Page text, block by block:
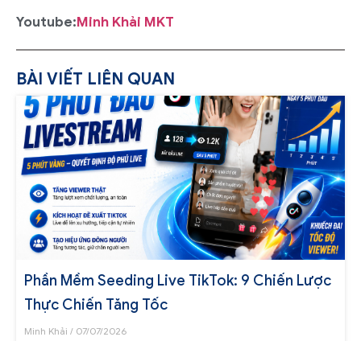
Youtube:Minh Khải MKT
BÀI VIẾT LIÊN QUAN
Phần Mềm Seeding Live TikTok: 9 Chiến Lược
Thực Chiến Tăng Tốc
Minh Khải 07/07/2026